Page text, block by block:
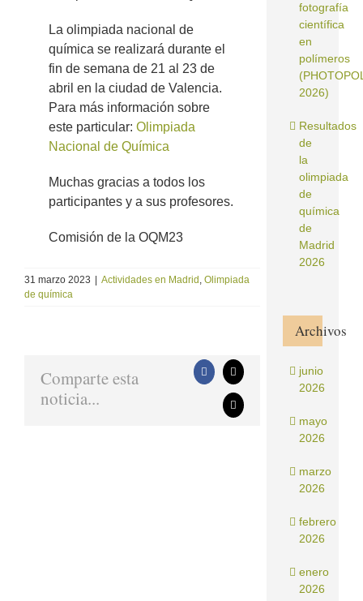
La olimpiada nacional de
química se realizará durante el
fin de semana de 21 al 23 de
abril en la ciudad de Valencia.
Para más información sobre
este particular: Olimpiada
Nacional de Química
Muchas gracias a todos los
participantes y a sus profesores.
Comisión de la OQM23
31 marzo 2023 Actividades en Madrid , Olimpiada
de química
Comparte esta
noticia...
Facebook
X
Correo
electrónico
fotografía
científica
en
polímeros
2026)
Resultados
de
la
olimpiada
de
química
de
Madrid
2026
Archivos
junio
2026
mayo
2026
marzo
2026
febrero
2026
enero
2026